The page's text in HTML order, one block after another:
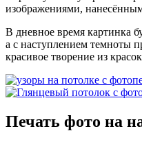
изображениями,
В дневное время картинка
а с наступлением темноты
красивое творение из
Печать фото на